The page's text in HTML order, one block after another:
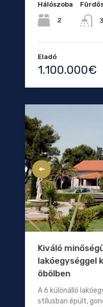
Hálószoba
2 3
Eladó
1.100.000€
Kiváló
lakóegységgel
öbölben
A 6 különálló
stílusban épült,